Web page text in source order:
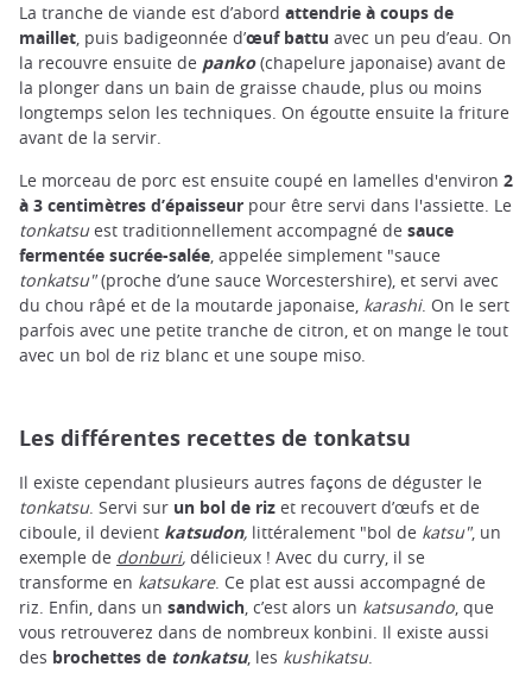
La tranche de viande est d’abord attendrie à coups de
maillet, puis badigeonnée d’œuf battu avec un peu d’eau. On
la recouvre ensuite de panko(chapelure japonaise) avant de
la plonger dans un bain de graisse chaude, plus ou moins
longtemps selon les techniques. On égoutte ensuite la friture
avant de la servir.
Le morceau de porc est ensuite coupé en lamelles d'environ 2
à 3 centimètres d’épaisseur pour être servi dans l'assiette. Le
tonkatsuest traditionnellement accompagné de sauce
fermentée sucrée-salée , appelée simplement "sauce
tonkatsu"(proche d’une sauce Worcestershire), et servi avec
du chou râpé et de la moutarde japonaise, karashi. On le sert
parfois avec une petite tranche de citron, et on mange le tout
avec un bol de riz blanc et une soupe miso.
Les différentes recettes de tonkatsu
Il existe cependant plusieurs autres façons de déguster le
tonkatsu. Servi sur un bol de riz et recouvert d’œufs et de
ciboule, il devient katsudon, littéralement "bol de katsu", un
exemple de donburi, délicieux ! Avec du curry, il se
transforme en katsukare. Ce plat est aussi accompagné de
riz. Enfin, dans un sandwich , c’est alors un katsusando , que
vous retrouverez dans de nombreux konbini. Il existe aussi
des brochettes de tonkatsu, les kushikatsu.